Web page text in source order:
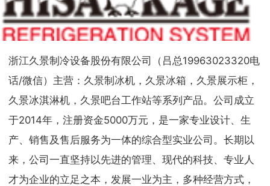
浙江久景制冷设备股份有限公司（吕总19963023320电
话/微信）主营：久景制冰机，久景冰箱，久景展示柜，
久景冰淇淋机，久景吧台工作站等系列产品。公司成立
于2014年，注册资金5000万元，是一家专业设计、生
产、销售及售后服务为一体的综合型实业公司。长期以
来，公司一直坚持以先进的管理、现代的科技、专业人
才为企业的立足之本，发展一业为主，多种经营方式，